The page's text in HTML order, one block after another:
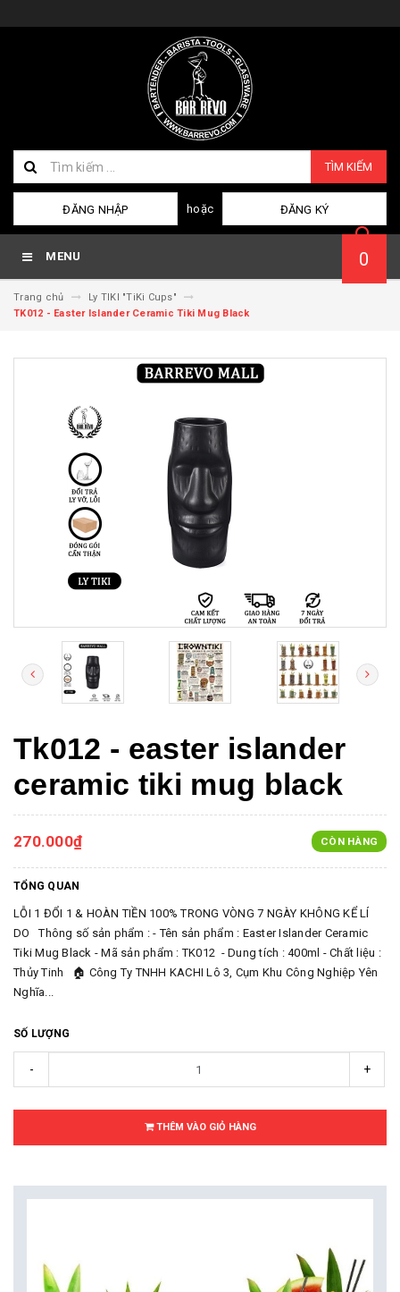
TÌM KIẾM
ĐĂNG NHẬP hoặc ĐĂNG KÝ
MENU 0
Trang chủ
Ly TIKI "TiKi Cups"
TK012 - Easter Islander Ceramic Tiki Mug Black
Tk012 - easter islander
ceramic tiki mug black
270.000₫ CÒN HÀNG
TỔNG QUAN
LỖI 1 ĐỔI 1 & HOÀN TIỀN 100% TRONG VÒNG 7 NGÀY KHÔNG KỂ LÍ
DO Thông số sản phẩm : - Tên sản phẩm : Easter Islander Ceramic
Tiki Mug Black - Mã sản phẩm : TK012 - Dung tích : 400ml - Chất liệu :
Thủy Tinh 🏠 Công Ty TNHH KACHI Lô 3, Cụm Khu Công Nghiệp Yên
Nghĩa...
SỐ LƯỢNG
- +
THÊM VÀO GIỎ HÀNG